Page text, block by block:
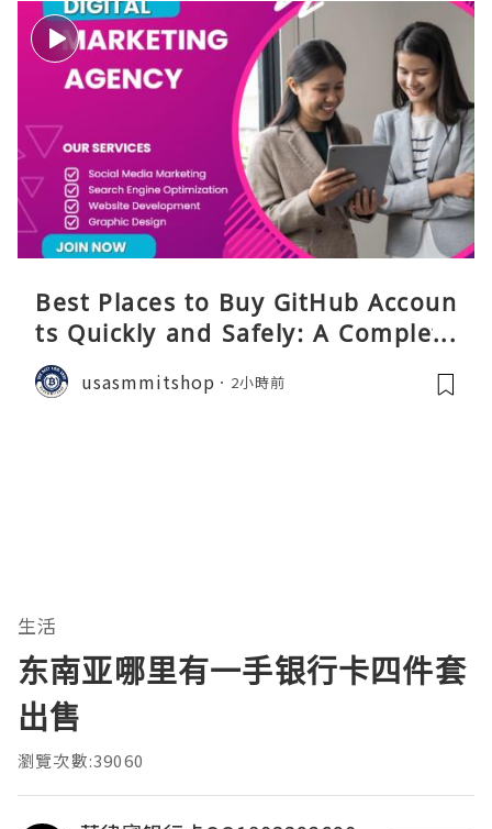
Best Places to Buy GitHub Accoun
ts Quickly and Safely: A Complete
Guide
usasmmitshop 2小時前
生活
东南亚哪里有一手银行卡四件套
出售
瀏覽次數:39060